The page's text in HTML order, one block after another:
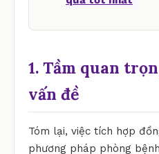
1. Tầm quan
vấn đề
Tóm lại, việc tích hợp
phương pháp phòng